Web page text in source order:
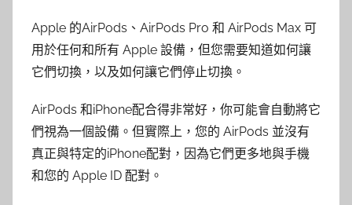
Apple 的AirPods、AirPods Pro 和 AirPods Max 可
用於任何和所有 Apple 設備，但您需要知道如何讓
它們切換，以及如何讓它們停止切換。
AirPods 和iPhone配合得非常好，你可能會自動將它
們視為一個設備。但實際上，您的 AirPods 並沒有
真正與特定的iPhone配對，因為它們更多地與手機
和您的 Apple ID 配對。